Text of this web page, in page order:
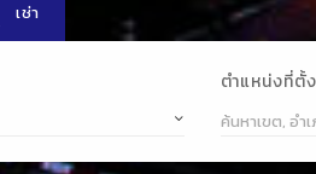
เช่า
ตำแหน่งที่ตั้ง